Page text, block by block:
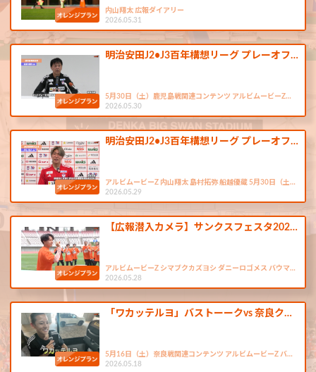
内山翔太 広報ダイアリー
2026.05.31
明治安田J2•J3百年構想リーグ プレーオフ…
5月30日（土）鹿児島戦関連コンテンツ アルビムービーZ…
2026.05.30
明治安田J2•J3百年構想リーグ プレーオフ…
アルビムービーZ 内山翔太 島村拓弥 船越優蔵 5月30日（土…
2026.05.29
【広報潜入カメラ】サンクスフェスタ202…
アルビムービーZ シマブクカズヨシ ダニーロゴメス バウマ…
2026.05.28
「ワカッテルヨ」バストーークvs 奈良ク…
5月16日（土）奈良戦関連コンテンツ アルビムービーZ バ…
2026.05.18